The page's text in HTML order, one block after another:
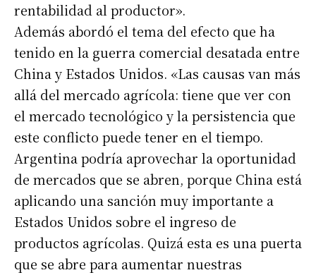
Número de teléfono
rentabilidad al productor».
Además abordó el tema del efecto que ha
tenido en la guerra comercial desatada entre
China y Estados Unidos. «Las causas van más
allá del mercado agrícola: tiene que ver con
el mercado tecnológico y la persistencia que
este conflicto puede tener en el tiempo.
Argentina podría aprovechar la oportunidad
de mercados que se abren, porque China está
aplicando una sanción muy importante a
Estados Unidos sobre el ingreso de
productos agrícolas. Quizá esta es una puerta
que se abre para aumentar nuestras